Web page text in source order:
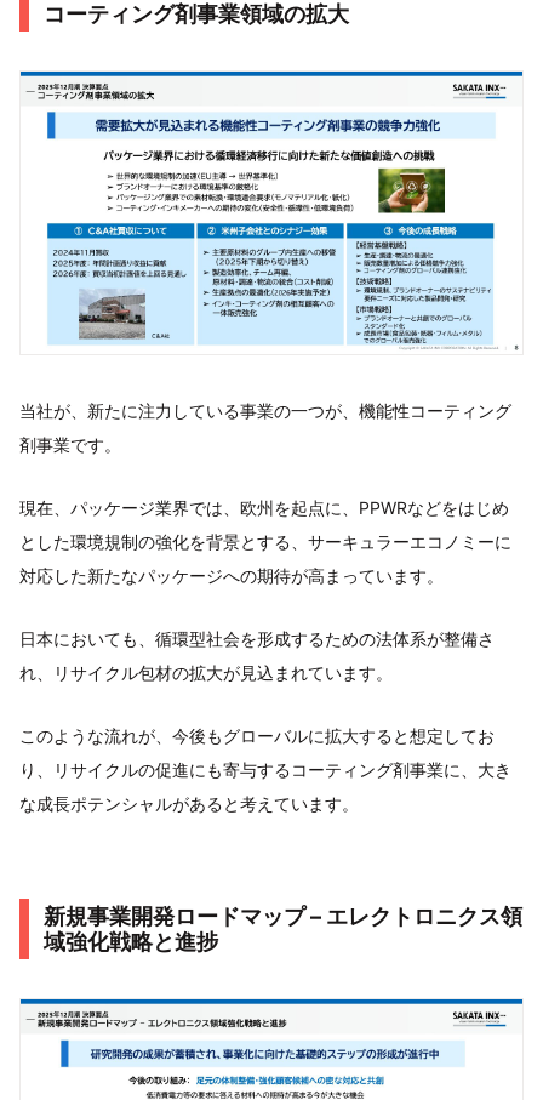
コーティング剤事業領域の拡大
当社が、新たに注力している事業の一つが、機能性コーティング
剤事業です。
現在、パッケージ業界では、欧州を起点に、PPWRなどをはじめ
とした環境規制の強化を背景とする、サーキュラーエコノミーに
対応した新たなパッケージへの期待が高まっています。
日本においても、循環型社会を形成するための法体系が整備さ
れ、リサイクル包材の拡大が見込まれています。
このような流れが、今後もグローバルに拡大すると想定してお
り、リサイクルの促進にも寄与するコーティング剤事業に、大き
な成長ポテンシャルがあると考えています。
新規事業開発ロードマップ – エレクトロニクス領
域強化戦略と進捗